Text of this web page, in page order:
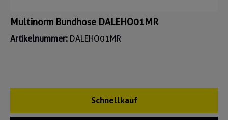
Multinorm Bundhose DALEHO01MR
Artikelnummer: DALEHO01MR
Schnellkauf